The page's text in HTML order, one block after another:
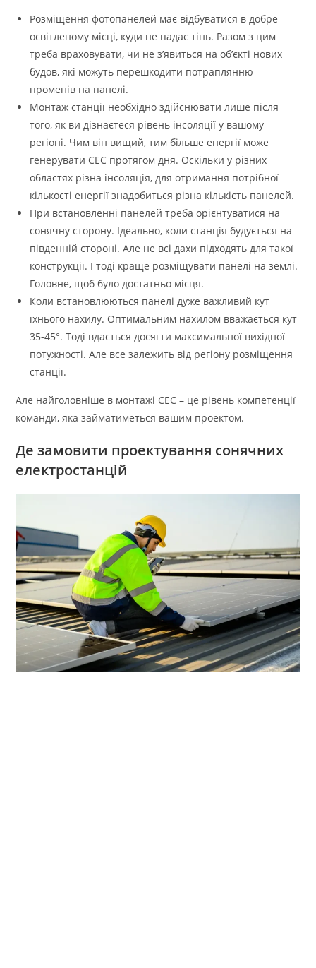
Розміщення фотопанелей має відбуватися в добре
освітленому місці, куди не падає тінь. Разом з цим
треба враховувати, чи не з’явиться на об’єкті нових
будов, які можуть перешкодити потраплянню
променів на панелі.
Монтаж станції необхідно здійснювати лише після
того, як ви дізнаєтеся рівень інсоляції у вашому
регіоні. Чим він вищий, тим більше енергії може
генерувати СЕС протягом дня. Оскільки у різних
областях різна інсоляція, для отримання потрібної
кількості енергії знадобиться різна кількість панелей.
При встановленні панелей треба орієнтуватися на
сонячну сторону. Ідеально, коли станція будується на
південній стороні. Але не всі дахи підходять для такої
конструкції. І тоді краще розміщувати панелі на землі.
Головне, щоб було достатньо місця.
Коли встановлюються панелі дуже важливий кут
їхнього нахилу. Оптимальним нахилом вважається кут
35-45°. Тоді вдасться досягти максимальної вихідної
потужності. Але все залежить від регіону розміщення
станції.
Але найголовніше в монтажі СЕС – це рівень компетенції
команди, яка займатиметься вашим проектом.
Де замовити проектування сонячних
електростанцій